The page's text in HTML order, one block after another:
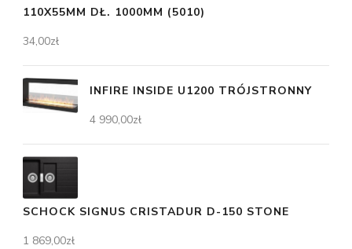
110X55MM DŁ. 1000MM (5010)
34,00zł
INFIRE INSIDE U1200 TRÓJSTRONNY
4 990,00zł
SCHOCK SIGNUS CRISTADUR D-150 STONE
1 869,00zł